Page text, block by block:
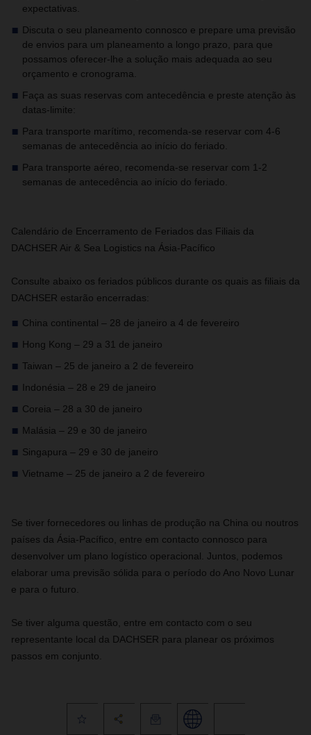
expectativas.
Discuta o seu planeamento connosco e prepare uma previsão
de envios para um planeamento a longo prazo, para que
possamos oferecer-lhe a solução mais adequada ao seu
orçamento e cronograma.
Faça as suas reservas com antecedência e preste atenção às
datas-limite:
Para transporte marítimo, recomenda-se reservar com 4-6
semanas de antecedência ao início do feriado.
Para transporte aéreo, recomenda-se reservar com 1-2
semanas de antecedência ao início do feriado.
Calendário de Encerramento de Feriados das Filiais da
DACHSER Air & Sea Logistics na Ásia-Pacífico
Consulte abaixo os feriados públicos durante os quais as filiais da
DACHSER estarão encerradas:
China continental – 28 de janeiro a 4 de fevereiro
Hong Kong – 29 a 31 de janeiro
Taiwan – 25 de janeiro a 2 de fevereiro
Indonésia – 28 e 29 de janeiro
Coreia – 28 a 30 de janeiro
Malásia – 29 e 30 de janeiro
Singapura – 29 e 30 de janeiro
Vietname – 25 de janeiro a 2 de fevereiro
Se tiver fornecedores ou linhas de produção na China ou noutros
países da Ásia-Pacífico, entre em contacto connosco para
desenvolver um plano logístico operacional. Juntos, podemos
elaborar uma previsão sólida para o período do Ano Novo Lunar
e para o futuro.
Se tiver alguma questão, entre em contacto com o seu
representante local da DACHSER para planear os próximos
passos em conjunto.